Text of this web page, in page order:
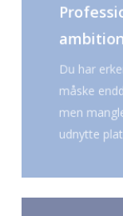
Du har
måske
men
udnytte